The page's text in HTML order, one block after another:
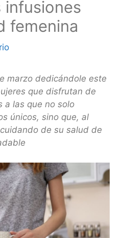
infusiones
femenina
marzo dedicándole este
que disfrutan de
a las que no solo
únicos, sino que, al
de su salud de